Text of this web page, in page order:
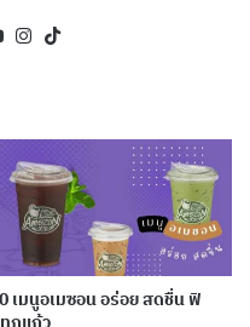
งเอสเปรสโซคุณภาพสูง
งของวัฒนธรรมเอสเปรส
ลี แต่ปัจจุบันมันแพร่หลาย
งเครื่องชงและเทคนิค
น้นการไฮไลท์ รสชาติ
YouTubeInstagram
เมนูอเมซอน อร่อย สดชื่น ฟิ
กแก้ว